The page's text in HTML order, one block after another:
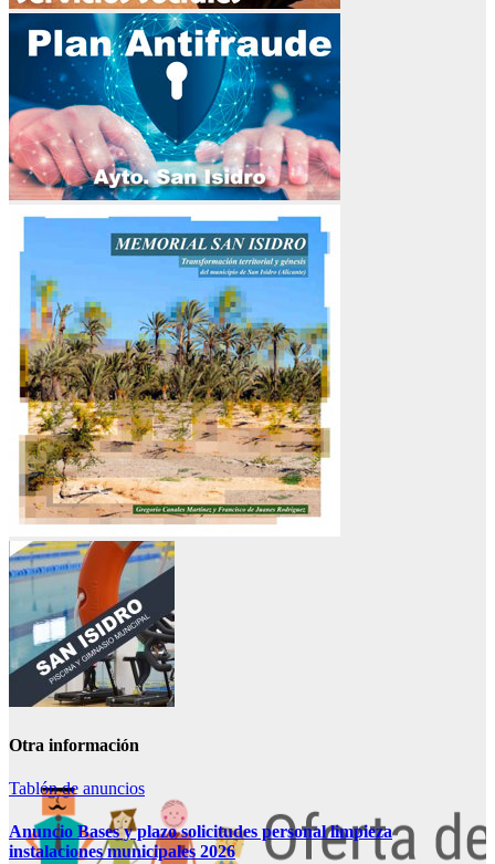
Otra información
Tablón de anuncios
Anuncio Bases y plazo solicitudes personal limpieza
instalaciones municipales 2026